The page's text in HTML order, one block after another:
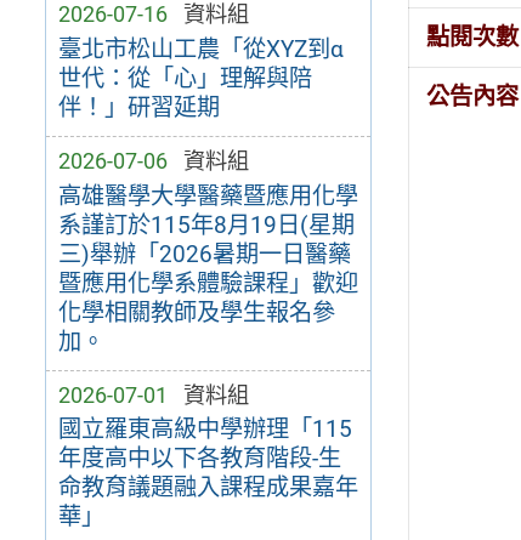
2026-07-16 資料組
臺北市松山工農「從XYZ到α
世代：從「心」理解與陪
伴！」研習延期
2026-07-06 資料組
高雄醫學大學醫藥暨應用化學
系謹訂於115年8月19日(星期
三)舉辦「2026暑期一日醫藥
暨應用化學系體驗課程」歡迎
化學相關教師及學生報名參
加。
2026-07-01 資料組
國立羅東高級中學辦理「115
年度高中以下各教育階段-生
命教育議題融入課程成果嘉年
華」
點閱次數
公告內容